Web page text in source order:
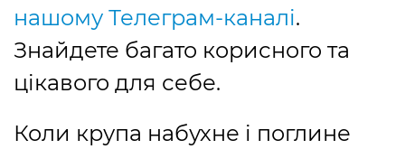
нашому Телеграм-каналі.
Знайдете багато корисного та
цікавого для себе.
Коли крупа набухне і поглине